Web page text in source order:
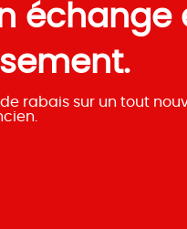
échange
de rabais sur un tout